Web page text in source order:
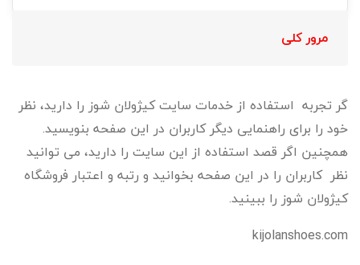
مرور کلی
گر تجربه استفاده از خدمات سایت کیژولان شوز را دارید، نظر
خود را برای راهنمایی دیگر کاربران در این صفحه بنویسید.
همچنین اگر قصد استفاده از این سایت را دارید، می توانید
نظر کاربران را در این صفحه بخوانید و رتبه و اعتبار فروشگاه
کیژولان شوز را ببینید.
kijolanshoes.com